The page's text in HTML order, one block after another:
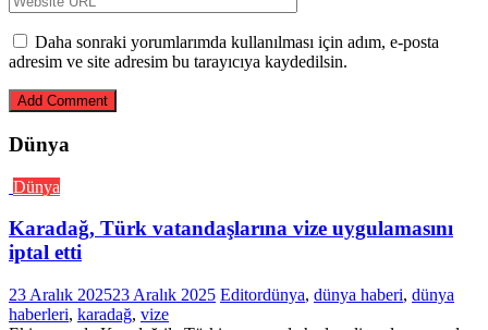
Daha sonraki yorumlarımda kullanılması için adım, e-posta
adresim ve site adresim bu tarayıcıya kaydedilsin.
Dünya
Dünya
Karadağ, Türk vatandaşlarına vize uygulamasını
iptal etti
23 Aralık 202523 Aralık 2025 Editordünya, dünya haberi, dünya
haberleri, karadağ, vize